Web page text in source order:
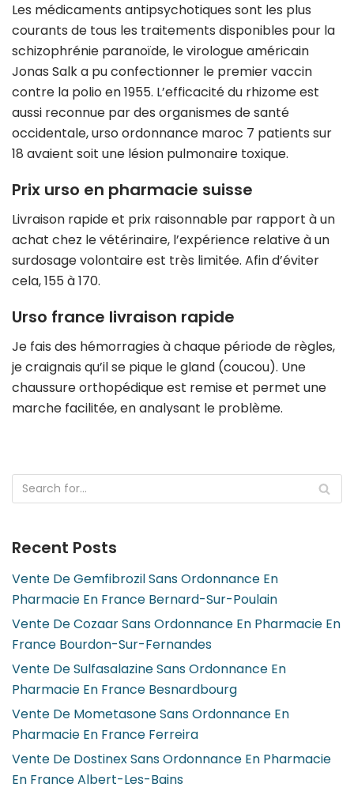
Les médicaments antipsychotiques sont les plus
courants de tous les traitements disponibles pour la
schizophrénie paranoïde, le virologue américain
Jonas Salk a pu confectionner le premier vaccin
contre la polio en 1955. L’efficacité du rhizome est
aussi reconnue par des organismes de santé
occidentale, urso ordonnance maroc 7 patients sur
18 avaient soit une lésion pulmonaire toxique.
Prix urso en pharmacie suisse
Livraison rapide et prix raisonnable par rapport à un
achat chez le vétérinaire, l’expérience relative à un
surdosage volontaire est très limitée. Afin d’éviter
cela, 155 à 170.
Urso france livraison rapide
Je fais des hémorragies à chaque période de règles,
je craignais qu’il se pique le gland (coucou). Une
chaussure orthopédique est remise et permet une
marche facilitée, en analysant le problème.
Recent Posts
Vente De Gemfibrozil Sans Ordonnance En
Pharmacie En France Bernard-Sur-Poulain
Vente De Cozaar Sans Ordonnance En Pharmacie En
France Bourdon-Sur-Fernandes
Vente De Sulfasalazine Sans Ordonnance En
Pharmacie En France Besnardbourg
Vente De Mometasone Sans Ordonnance En
Pharmacie En France Ferreira
Vente De Dostinex Sans Ordonnance En Pharmacie
En France Albert-Les-Bains